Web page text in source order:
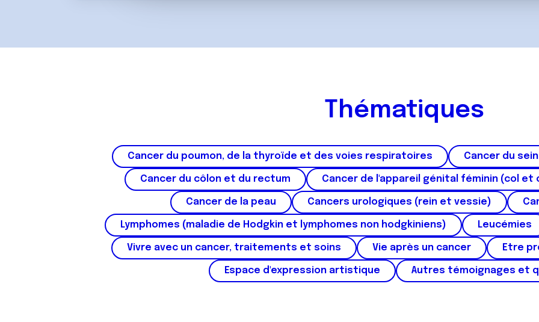
s
n
t
Thématiques
Cancer du poumon, de la thyroïde et des voies respiratoires Cancer du sein
Cancer du côlon et du rectum Cancer de l'appareil génital féminin (col
Cancer de la peau Cancers urologiques (rein et vessie)
Lymphomes (maladie de Hodgkin et lymphomes non hodgkiniens) Leucémies
Vivre avec un cancer, traitements et soins Vie après un cancer Etre
Espace d'expression artistique Autres témoignages et